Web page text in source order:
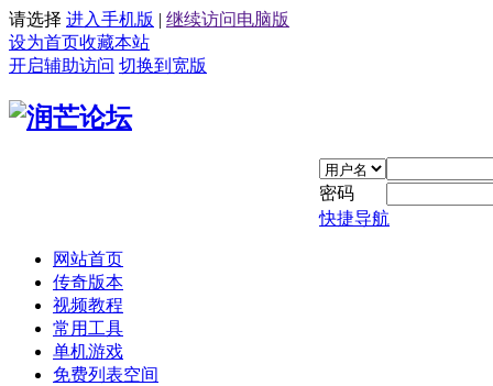
请选择 进入手机版 | 继续访问电脑版
设为首页收藏本站
开启辅助访问 切换到宽版
密码
快捷导航
网站首页
传奇版本
视频教程
常用工具
单机游戏
免费列表空间